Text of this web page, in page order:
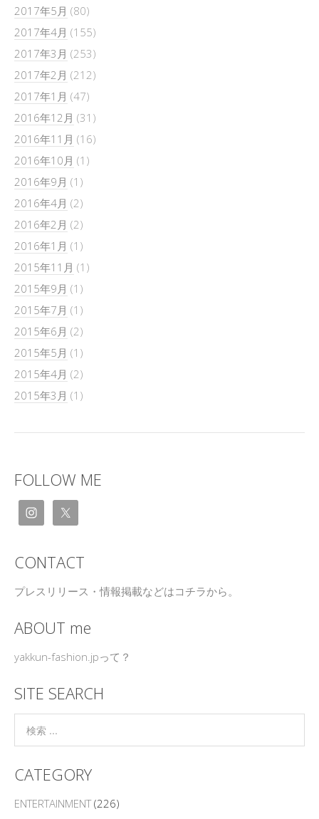
2017年5月 (80)
2017年4月 (155)
2017年3月 (253)
2017年2月 (212)
2017年1月 (47)
2016年12月 (31)
2016年11月 (16)
2016年10月 (1)
2016年9月 (1)
2016年4月 (2)
2016年2月 (2)
2016年1月 (1)
2015年11月 (1)
2015年9月 (1)
2015年7月 (1)
2015年6月 (2)
2015年5月 (1)
2015年4月 (2)
2015年3月 (1)
FOLLOW ME
CONTACT
プレスリリース・情報掲載などはコチラから。
ABOUT me
yakkun-fashion.jpって？
SITE SEARCH
CATEGORY
ENTERTAINMENT(226)